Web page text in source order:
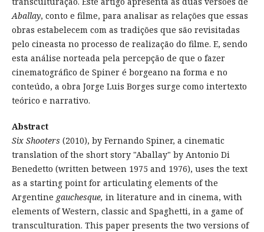
Aballay, conto e filme, para analisar as relações que essas
obras estabelecem com as tradições que são revisitadas
pelo cineasta no processo de realização do filme. E, sendo
esta análise norteada pela percepção de que o fazer
cinematográfico de Spiner é borgeano na forma e no
conteúdo, a obra Jorge Luis Borges surge como intertexto
teórico e narrativo.
Abstract
Six Shooters (2010), by Fernando Spiner, a cinematic
translation of the short story "Aballay" by Antonio Di
Benedetto (written between 1975 and 1976), uses the text
as a starting point for articulating elements of the
Argentine gauchesque, in literature and in cinema, with
elements of Western, classic and Spaghetti, in a game of
transculturation. This paper presents the two versions of